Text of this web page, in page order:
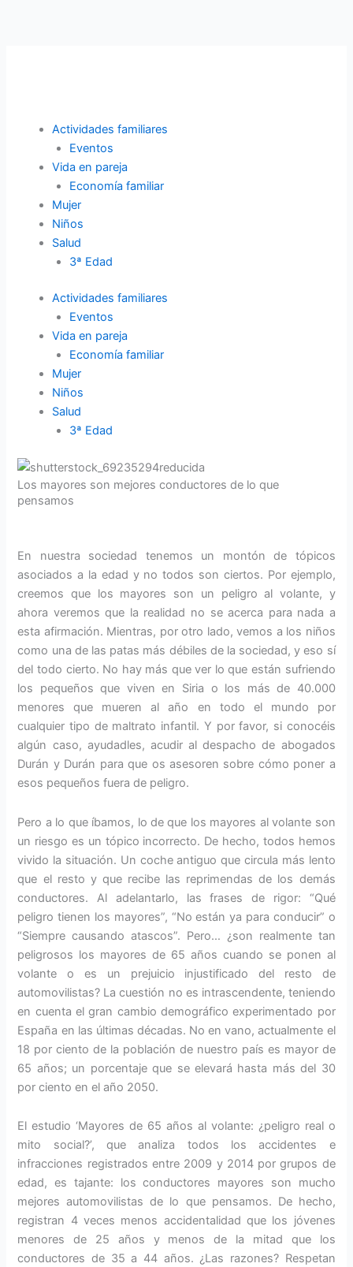
Actividades familiares
Eventos
Vida en pareja
Economía familiar
Mujer
Niños
Salud
3ª Edad
Actividades familiares
Eventos
Vida en pareja
Economía familiar
Mujer
Niños
Salud
3ª Edad
Los mayores son mejores conductores de lo que
pensamos
En nuestra sociedad tenemos un montón de tópicos
asociados a la edad y no todos son ciertos. Por ejemplo,
creemos que los mayores son un peligro al volante, y
ahora veremos que la realidad no se acerca para nada a
esta afirmación. Mientras, por otro lado, vemos a los niños
como una de las patas más débiles de la sociedad, y eso sí
del todo cierto. No hay más que ver lo que están sufriendo
los pequeños que viven en Siria o los más de 40.000
menores que mueren al año en todo el mundo por
cualquier tipo de maltrato infantil. Y por favor, si conocéis
algún caso, ayudadles, acudir al despacho de abogados
Durán y Durán para que os asesoren sobre cómo poner a
esos pequeños fuera de peligro.
Pero a lo que íbamos, lo de que los mayores al volante son
un riesgo es un tópico incorrecto. De hecho, todos hemos
vivido la situación. Un coche antiguo que circula más lento
que el resto y que recibe las reprimendas de los demás
conductores. Al adelantarlo, las frases de rigor: “Qué
peligro tienen los mayores”, “No están ya para conducir” o
“Siempre causando atascos”. Pero… ¿son realmente tan
peligrosos los mayores de 65 años cuando se ponen al
volante o es un prejuicio injustificado del resto de
automovilistas? La cuestión no es intrascendente, teniendo
en cuenta el gran cambio demográfico experimentado por
España en las últimas décadas. No en vano, actualmente el
18 por ciento de la población de nuestro país es mayor de
65 años; un porcentaje que se elevará hasta más del 30
por ciento en el año 2050.
El estudio ‘Mayores de 65 años al volante: ¿peligro real o
mito social?’, que analiza todos los accidentes e
infracciones registrados entre 2009 y 2014 por grupos de
edad, es tajante: los conductores mayores son mucho
mejores automovilistas de lo que pensamos. De hecho,
registran 4 veces menos accidentalidad que los jóvenes
menores de 25 años y menos de la mitad que los
conductores de 35 a 44 años. ¿Las razones? Respetan